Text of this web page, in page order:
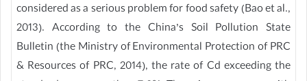
considered as a serious problem for food safety (Bao et al.,
2013). According to the China’s Soil Pollution State
Bulletin (the Ministry of Environmental Protection of PRC
& Resources of PRC, 2014), the rate of Cd exceeding the